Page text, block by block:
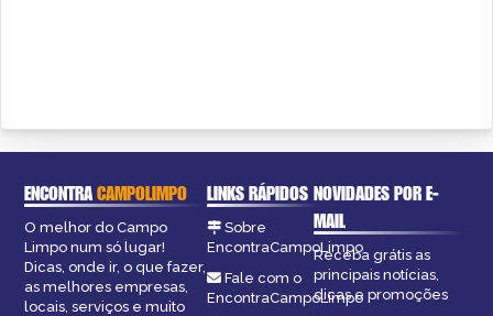
ENCONTRACAMPOLIMPO
O melhor do Campo
Limpo num só lugar!
Dicas, onde ir, o que fazer,
as melhores empresas,
locais, serviços e muito
LINKS RÁPIDOS
Sobre
EncontraCampoLimpo
Fale com o
EncontraCampoLimpo
NOVIDADES POR E-
MAIL
Receba grátis as
principais notícias,
dicas e promoções